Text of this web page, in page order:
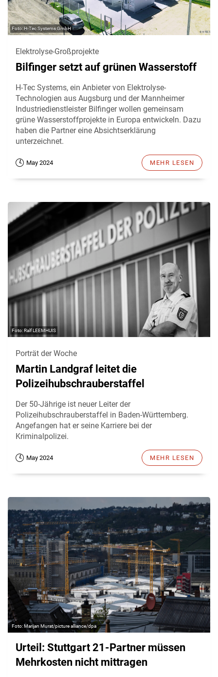
H-Tec Systems GmbH
Elektrolyse-Großprojekte
Bilfinger setzt auf grünen Wasserstoff
H-Tec Systems, ein Anbieter von Elektrolyse-
Technologien aus Augsburg und der Mannheimer
Industriedienstleister Bilfinger wollen gemeinsam
grüne Wasserstoffprojekte in Europa entwickeln. Dazu
haben die Partner eine Absichtserklärung
unterzeichnet.
May 2024 MEHR LESEN
Ralf LEEMHUIS
Porträt der Woche
Martin Landgraf leitet die
Polizeihubschrauberstaffel
Der 50-Jährige ist neuer Leiter der
Polizeihubschrauberstaffel in Baden-Württemberg.
Angefangen hat er seine Karriere bei der
Kriminalpolizei.
May 2024 MEHR LESEN
Marijan Murat/picture alliance/dpa
Urteil: Stuttgart 21-Partner müssen
Mehrkosten nicht mittragen